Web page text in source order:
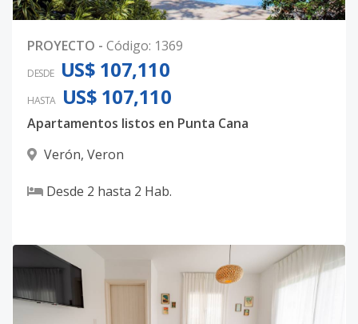
PROYECTO - Código: 1369
DESDE US$ 107,110
HASTA US$ 107,110
Apartamentos listos en Punta Cana
Verón, Veron
Desde 2 hasta 2 Hab.